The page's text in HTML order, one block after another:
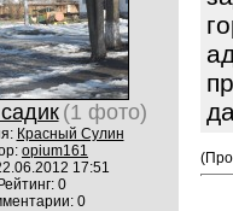
(1 фото)
Красный Сулин
opium161
17:51
Рейтинг: 0
0